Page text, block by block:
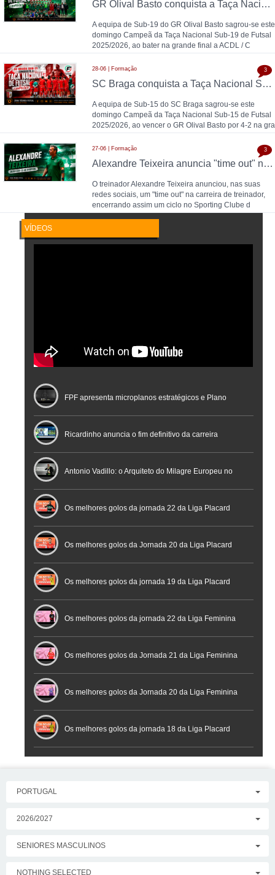
GR Olival Basto conquista a Taça Nacional Sub-19 de Futsal após bater ACDL / CBIDN
A equipa de Sub-19 do GR Olival Basto sagrou-se este
domingo Campeã da Taça Nacional Sub-19 de Futsal
2025/2026, ao bater na grande final a ACDL / C
28-06 | Formação
SC Braga conquista a Taça Nacional Sub-15 de Futsal e sobe ao Campeonato Nacional 26/27
A equipa de Sub-15 do SC Braga sagrou-se este
domingo Campeã da Taça Nacional Sub-15 de Futsal
2025/2026, ao vencer o GR Olival Basto por 4-2 na gra
3
27-06 | Formação
Alexandre Teixeira anuncia "time out" no futsal: pausa após título de Campeão Nacional pelo Sporting CP
O treinador Alexandre Teixeira anunciou, nas suas
redes sociais, um "time out" na carreira de treinador,
encerrando assim um ciclo no Sporting Clube d
3
VÍDEOS
FPF apresenta microplanos estratégicos e Plano
Nacional de Arbitragem
Ricardinho anuncia o fim definitivo da carreira
profissional em conferência histórica na Cidade do
Futebol
Antonio Vadillo: o Arquiteto do Milagre Europeu no
Futsal | Documentário
Os melhores golos da jornada 22 da Liga Placard
Os melhores golos da Jornada 20 da Liga Placard
Futsal
Os melhores golos da jornada 19 da Liga Placard
Os melhores golos da jornada 22 da Liga Feminina
Placard
Os melhores golos da Jornada 21 da Liga Feminina
Placard
Os melhores golos da Jornada 20 da Liga Feminina
Placard
Os melhores golos da jornada 18 da Liga Placard
PORTUGAL
2026/2027
SENIORES MASCULINOS
NOTHING SELECTED